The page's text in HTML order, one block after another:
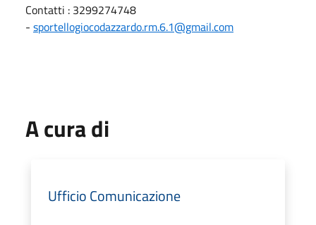
Contatti : 3299274748
- sportellogiocodazzardo.rm.6.1@gmail.com
A cura di
Ufficio Comunicazione